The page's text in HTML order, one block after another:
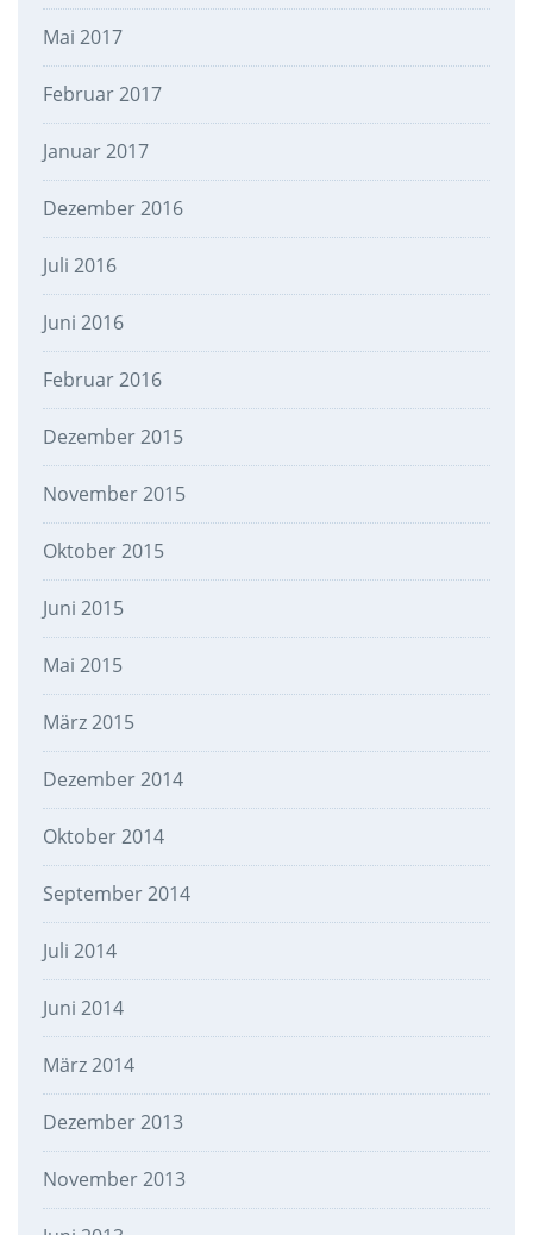
Mai 2017
Februar 2017
Januar 2017
Dezember 2016
Juli 2016
Juni 2016
Februar 2016
Dezember 2015
November 2015
Oktober 2015
Juni 2015
Mai 2015
März 2015
Dezember 2014
Oktober 2014
September 2014
Juli 2014
Juni 2014
März 2014
Dezember 2013
November 2013